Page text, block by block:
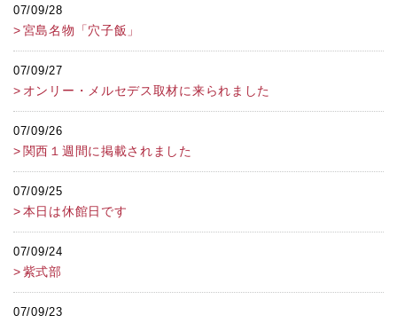
07/09/28
宮島名物「穴子飯」
07/09/27
オンリー・メルセデス取材に来られました
07/09/26
関西１週間に掲載されました
07/09/25
本日は休館日です
07/09/24
紫式部
07/09/23